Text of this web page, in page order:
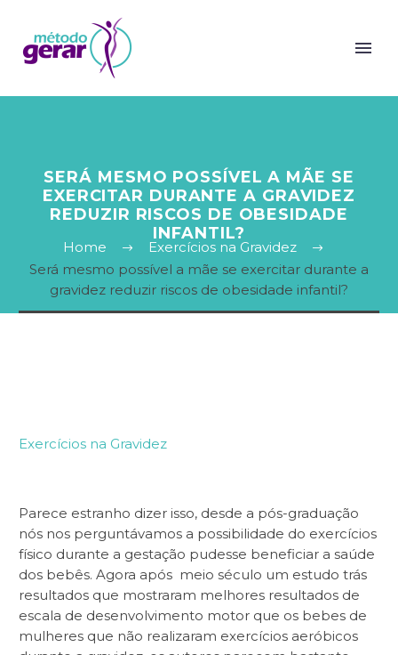
SERÁ MESMO POSSÍVEL A MÃE SE
EXERCITAR DURANTE A GRAVIDEZ
REDUZIR RISCOS DE OBESIDADE
INFANTIL?
Home
Exercícios na Gravidez
Será mesmo possível a mãe se exercitar durante a
gravidez reduzir riscos de obesidade infantil?
Exercícios na Gravidez
Parece estranho dizer isso, desde a pós-graduação
nós nos perguntávamos a possibilidade do exercícios
físico durante a gestação pudesse beneficiar a saúde
dos bebês. Agora após meio século um estudo trás
resultados que mostraram melhores resultados de
escala de desenvolvimento motor que os bebes de
mulheres que não realizaram exercícios aeróbicos